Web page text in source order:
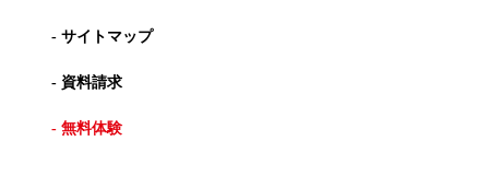
- サイトマップ
- 資料請求
- 無料体験